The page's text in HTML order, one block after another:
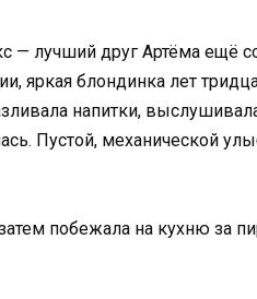
— лучший друг Артёма ещё
яркая блондинка лет
напитки,
Пустой, механической
побежала на кухню за